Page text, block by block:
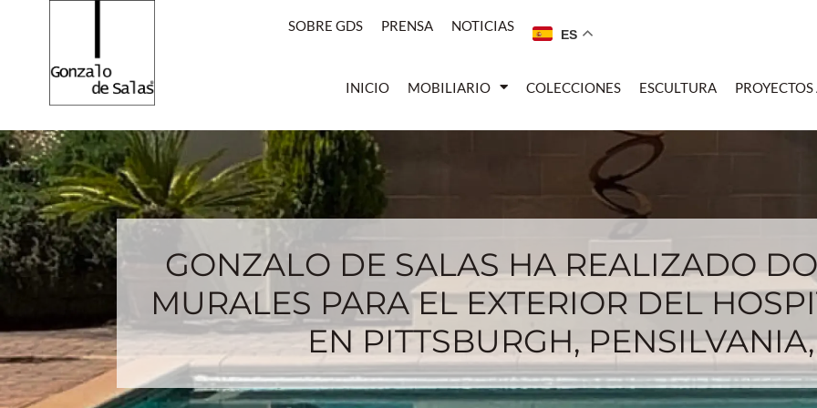
SOBRE GDS PRENSA NOTICIAS
ES
INICIO MOBILIARIO COLECCIONES ESCULTURA
GONZALO DE SALAS HA REALIZADO
MURALES PARA EL EXTERIOR DEL
EN PITTSBURGH,